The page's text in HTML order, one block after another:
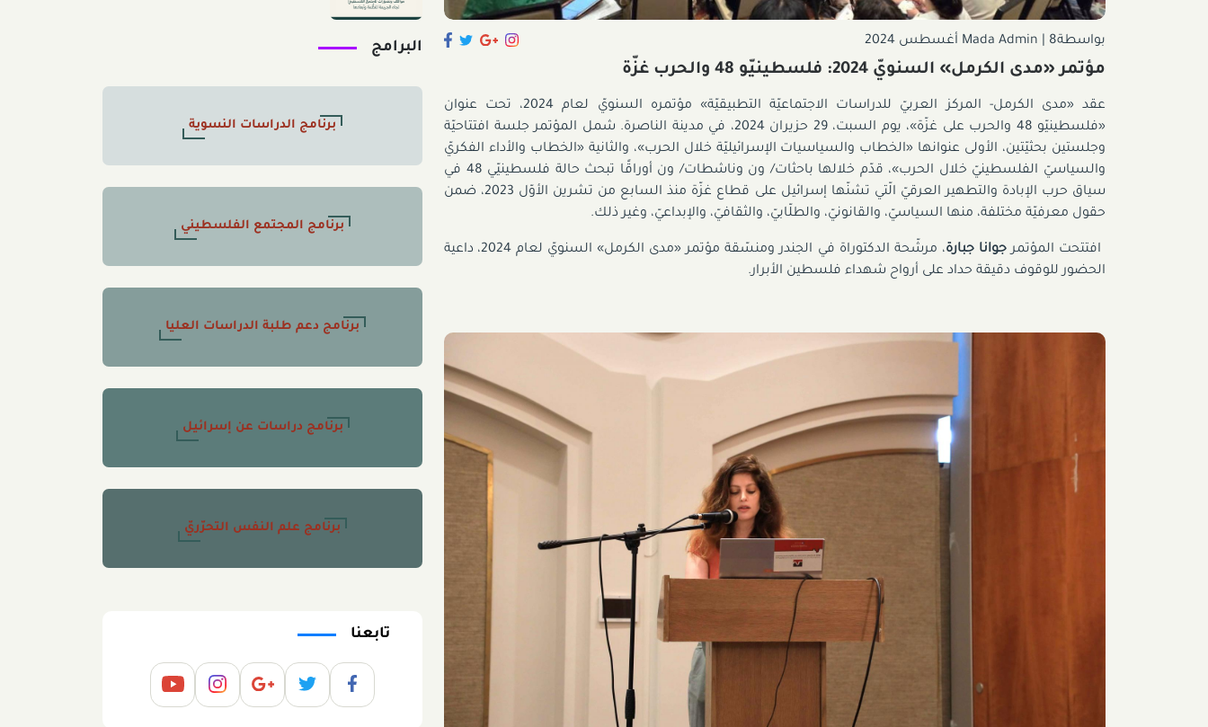
بواسطةMada Admin8 أغسطس 2024
مؤتمر «مدى الكرمل» السنويّ 2024: فلسطينيّو 48 والحرب غزّة
عقد «مدى الكرمل- المركز العربيّ للدراسات الاجتماعيّة التطبيقيّة» مؤتمره السنويّ لعام 2024، تحت عنوان
«فلسطينيّو 48 والحرب على غزّة»، يوم السبت، 29 حزيران 2024، في مدينة الناصرة. شمل المؤتمر جلسة افتتاحيّة
وجلستين بحثيّتين، الأولى عنوانها «الخطاب والسياسيات الإسرائيليّة خلال الحرب»، والثانية «الخطاب والأداء الفكريّ
والسياسيّ الفلسطينيّ خلال الحرب»، قدّم خلالها باحثات/ ون وناشطات/ ون أوراقًا تبحث حالة فلسطينيّي 48 في
سياق حرب الإبادة والتطهير العرقيّ الّتي تشنّها إسرائيل على قطاع غزّة منذ السابع من تشرين الأوّل 2023، ضمن
حقول معرفيّة مختلفة، منها السياسيّ، والقانونيّ، والطلّابيّ، والثقافيّ، والإبداعيّ، وغير ذلك.
افتتحت المؤتمرجوانا جبارة
، مرشّحة الدكتوراة في الجندر ومنسّقة مؤتمر «مدى الكرمل» السنويّ لعام 2024، داعية
الحضور للوقوف دقيقة حداد على أرواح شهداء فلسطين الأبرار.
البرامج
برنامج الدراسات النسوية
برنامج المجتمع الفلسطيني
برنامج دعم طلبة الدراسات العليا
برنامج دراسات عن إسرائيل
برنامج علم النفس التحرّريّ
تابعنا